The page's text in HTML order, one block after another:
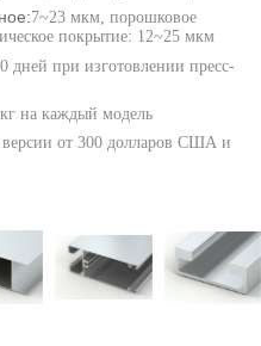
7~23 мкм, порошковое
покрытие: 12~25 мкм
дней при изготовлении пресс-
на каждый модель
от 300 долларов США и